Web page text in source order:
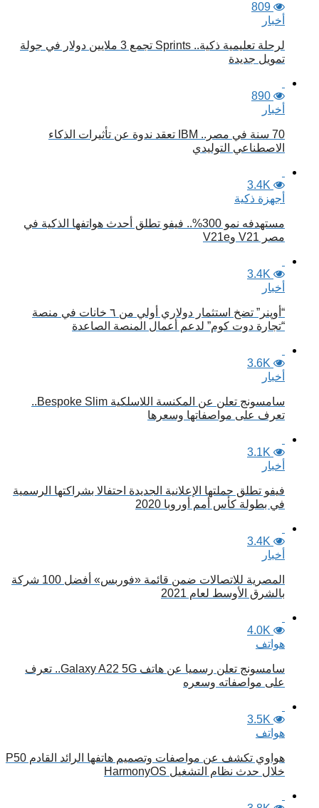
809
أخبار
لرحلة تعليمية ذكية.. Sprints تجمع 3 ملايين دولار في جولة
تمويل جديدة
890
أخبار
70 سنة في مصر.. IBM تعقد ندوة عن تأثيرات الذكاء
الاصطناعي التوليدي
3.4K
أجهزة ذكية
مستهدفه نمو 300%.. فيفو تطلق أحدث هواتفها الذكية في
مصر V21 وV21e
3.4K
أخبار
“أوپنر” تضخ استثمار دولاري أولي من ٦ خانات في منصة
“تجارة دوت كوم” لدعم أعمال المنصة الصاعدة
3.6K
أخبار
سامسونج تعلن عن المكنسة اللاسلكية Bespoke Slim..
تعرف على مواصفاتها وسعرها
3.1K
أخبار
فيفو تطلق حملتها الإعلانية الجديدة احتفالا بشراكتها الرسمية
في بطولة كأس أمم أوروبا 2020
3.4K
أخبار
المصرية للاتصالات ضمن قائمة «فوربس» أفضل 100 شركة
بالشرق الأوسط لعام 2021
4.0K
هواتف
سامسونج تعلن رسميا عن هاتف Galaxy A22 5G.. تعرف
على مواصفاته وسعره
3.5K
هواتف
هواوي تكشف عن مواصفات وتصميم هاتفها الرائد القادم P50
خلال حدث نظام التشغيل HarmonyOS